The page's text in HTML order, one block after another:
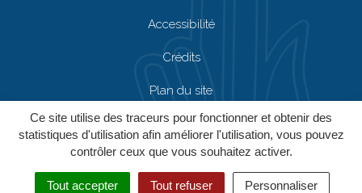
Ce site utilise des traceurs pour fonctionner et obtenir des
statistiques d'utilisation afin améliorer l'utilisation, vous pouvez
contrôler ceux que vous souhaitez activer.
Tout accepter Tout refuser Personnaliser
Accessibilité
Crédits
Plan du site
Mentions Légales
Politique de confidentialité